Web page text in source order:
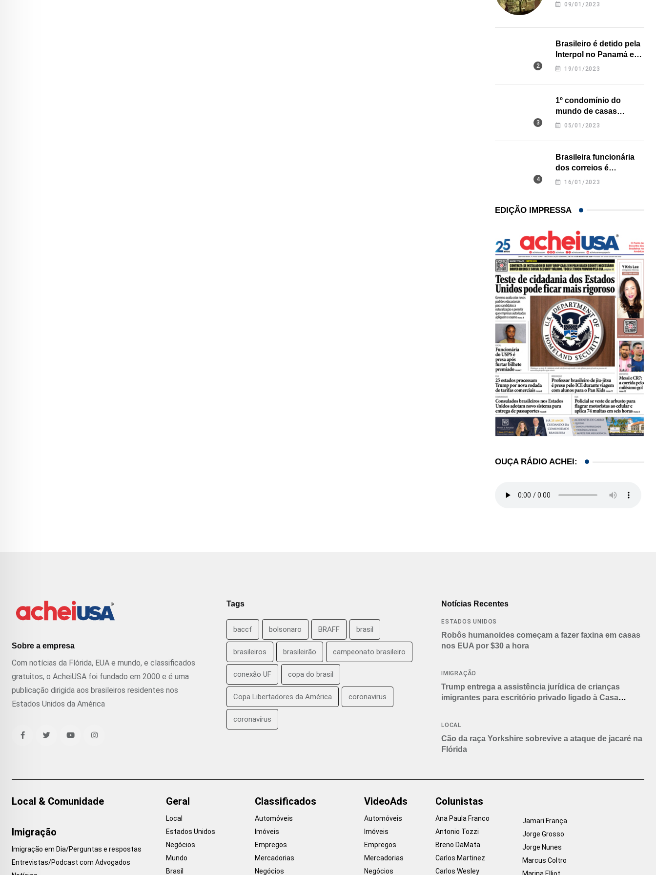
09/01/2023
Brasileiro é detido pela
Interpol no Panamá e
pode pegar prisão
19/01/2023
1º condomínio do
mundo de casas
impressas em 3D é
05/01/2023
Brasileira funcionária
dos correios é
assassinada a facadas
16/01/2023
EDIÇÃO IMPRESSA
OUÇA RÁDIO ACHEI:
Sobre a empresa
Com notícias da Flórida, EUA e mundo, e classificados
gratuitos, o AcheiUSA foi fundado em 2000 e é uma
publicação dirigida aos brasileiros residentes nos
Estados Unidos da América
Tags
baccf bolsonaro BRAFF brasil
brasileiros brasileirão campeonato brasileiro
conexão UF copa do brasil
Copa Libertadores da América coronavirus
coronavírus
Notícias Recentes
ESTADOS UNIDOS
Robôs humanoides começam a fazer faxina em casas
nos EUA por $30 a hora
IMIGRAÇÃO
Trump entrega a assistência jurídica de crianças
imigrantes para escritório privado ligado à Casa
LOCAL
Cão da raça Yorkshire sobrevive a ataque de jacaré na
Flórida
Local & Comunidade
Imigração
Imigração em Dia/Perguntas e respostas
Entrevistas/Podcast com Advogados
Geral
Local
Estados Unidos
Negócios
Mundo
Brasil
Classificados
Automóveis
Imóveis
Empregos
Mercadorias
Negócios
VideoAds
Automóveis
Imóveis
Empregos
Mercadorias
Negócios
Colunistas
Ana Paula Franco
Antonio Tozzi
Breno DaMata
Carlos Martinez
Carlos Wesley
Jamari França
Jorge Grosso
Jorge Nunes
Marcus Coltro